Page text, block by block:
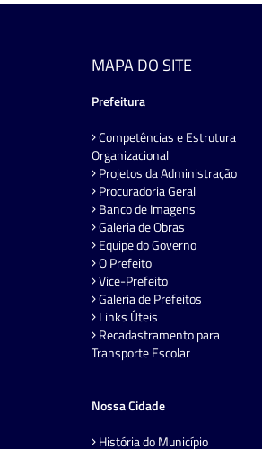
MAPA DO SITE
Prefeitura
Competências e Estrutura
Organizacional
Projetos da Administração
Procuradoria Geral
Banco de Imagens
Galeria de Obras
Equipe do Governo
O Prefeito
Vice-Prefeito
Galeria de Prefeitos
Links Úteis
Recadastramento para
Transporte Escolar
Nossa Cidade
História do Município